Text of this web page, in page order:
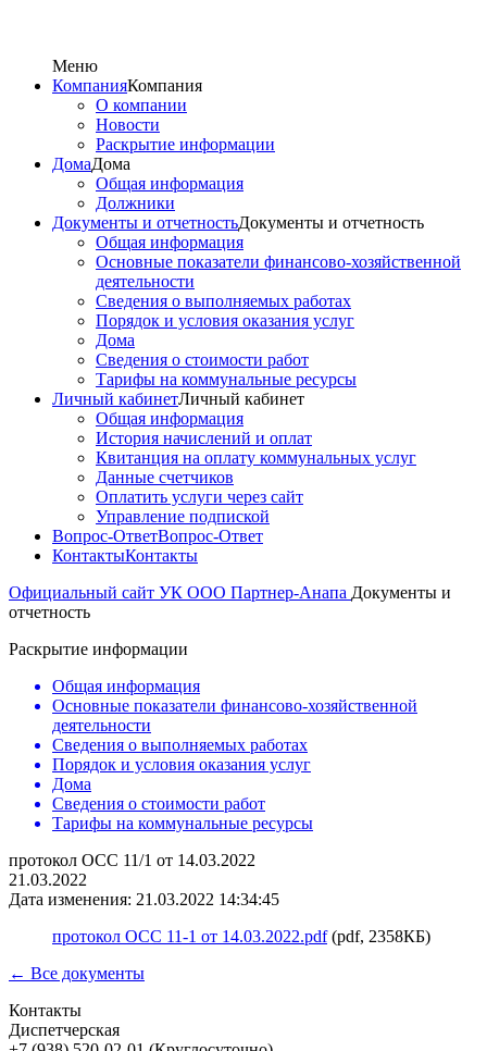
Меню
КомпанияКомпания
О компании
Новости
Раскрытие информации
ДомаДома
Общая информация
Должники
Документы и отчетностьДокументы и отчетность
Общая информация
Основные показатели финансово-хозяйственной
деятельности
Сведения о выполняемых работах
Порядок и условия оказания услуг
Дома
Сведения о стоимости работ
Тарифы на коммунальные ресурсы
Личный кабинетЛичный кабинет
Общая информация
История начислений и оплат
Квитанция на оплату коммунальных услуг
Данные счетчиков
Оплатить услуги через сайт
Управление подпиской
Вопрос-ОтветВопрос-Ответ
КонтактыКонтакты
Официальный сайт УК ООО Партнер-Анапа Документы и
отчетность
Раскрытие информации
Общая информация
Основные показатели финансово-хозяйственной
деятельности
Сведения о выполняемых работах
Порядок и условия оказания услуг
Дома
Сведения о стоимости работ
Тарифы на коммунальные ресурсы
протокол ОСС 11/1 от 14.03.2022
21.03.2022
Дата изменения: 21.03.2022 14:34:45
протокол ОСС 11-1 от 14.03.2022.pdf(pdf, 2358КБ)
← Все документы
Контакты
Диспетчерская